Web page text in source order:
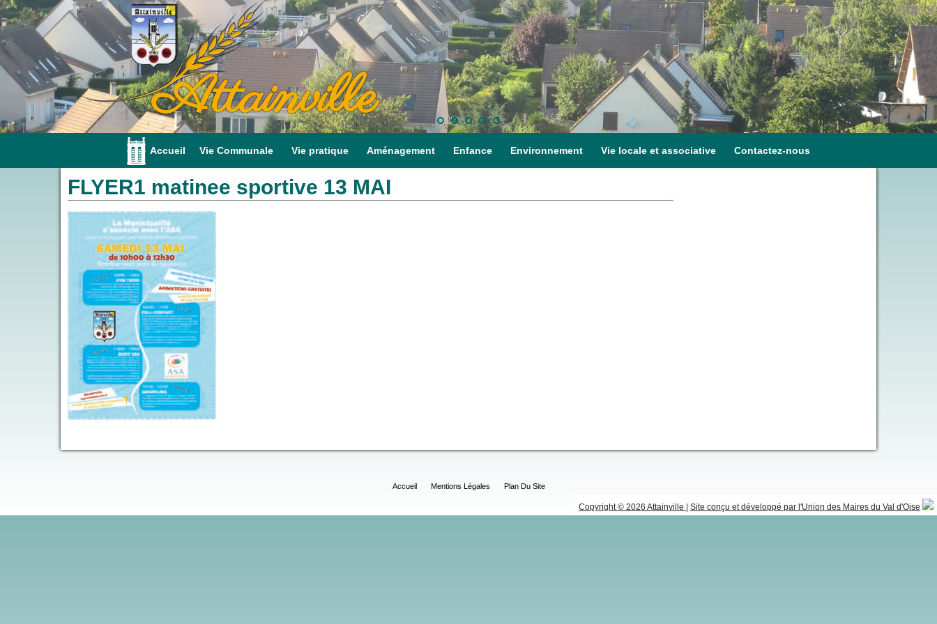
Attainville
Accueil Vie Communale Vie pratique Aménagement Enfance Environnement Vie locale et associative Contactez-nous
FLYER1 matinee sportive 13 MAI
Accueil Mentions Légales Plan Du Site
Copyright © 2026 Attainville Site conçu et développé par l'Union des Maires du Val d'Oise